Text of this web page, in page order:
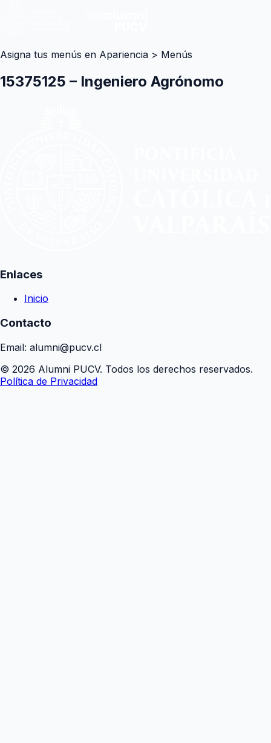
Asigna tus menús en Apariencia > Menús
15375125 – Ingeniero Agrónomo
Enlaces
Inicio
Contacto
Email: alumni@pucv.cl
© 2026 Alumni PUCV. Todos los derechos reservados.
Política de Privacidad